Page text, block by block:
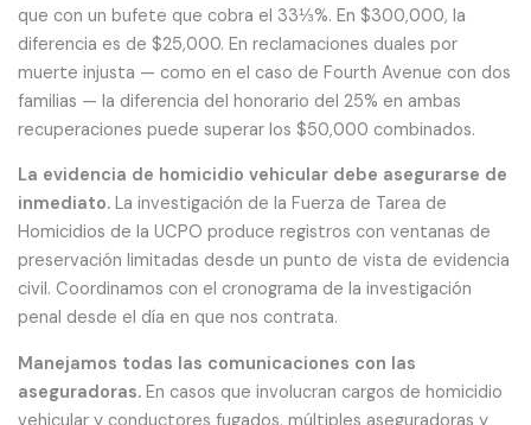
que con un bufete que cobra el 33⅓%. En $300,000, la
diferencia es de $25,000. En reclamaciones duales por
muerte injusta — como en el caso de Fourth Avenue con dos
familias — la diferencia del honorario del 25% en ambas
recuperaciones puede superar los $50,000 combinados.
La evidencia de homicidio vehicular debe asegurarse de
inmediato. La investigación de la Fuerza de Tarea de
Homicidios de la UCPO produce registros con ventanas de
preservación limitadas desde un punto de vista de evidencia
civil. Coordinamos con el cronograma de la investigación
penal desde el día en que nos contrata.
Manejamos todas las comunicaciones con las
aseguradoras. En casos que involucran cargos de homicidio